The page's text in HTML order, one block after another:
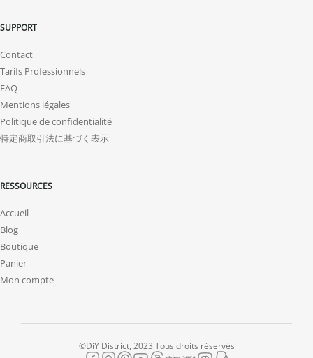
SUPPORT
Contact
Tarifs Professionnels
FAQ
Mentions légales
Politique de confidentialité
特定商取引法に基づく表示
RESSOURCES
Accueil
Blog
Boutique
Panier
Mon compte
©DiY District, 2023 Tous droits réservés